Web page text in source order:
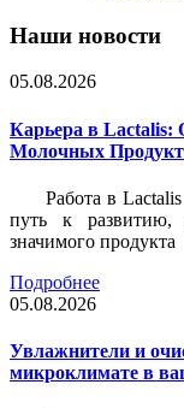
Наши новости
05.08.2026
Карьера в
Молочных
Работа в
путь к развитию,
значимого продукта
Подробнее
05.08.2026
Увлажнители и
микроклимате в